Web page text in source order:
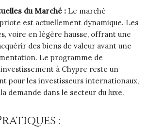
du Marché : Le marché
est actuellement dynamique. Les
voire en légère hausse, offrant une
des biens de valeur avant une
Le programme de
à Chypre reste un
pour les investisseurs internationaux,
demande dans le secteur du luxe.
: